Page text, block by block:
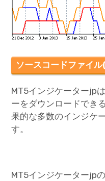
ソースコードファイ
MT5インジケーターjp
ーをダウンロードでき
果的な多数のインジケ
す。
MT5インジケーターjp